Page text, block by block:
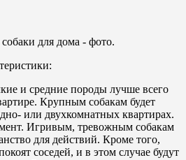
и средние породы лучше всего
Крупным собакам будет
или двухкомнатных квартирах.
Игривым, тревожным собакам
для действий. Кроме того,
соседей, и в этом случае будут